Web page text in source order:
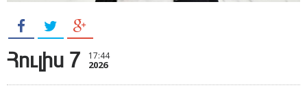
Հուլիս 7 17:44
2026